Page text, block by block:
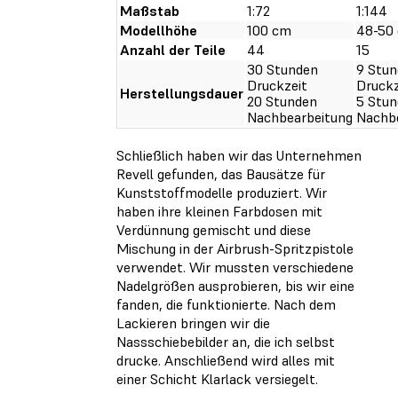
Maßstab 1:72
1:144
Modellhöhe
100 cm
48-50
Anzahl der Teile
44 15
Herstellungsdauer
30 Stunden
Druckzeit
20 Stunden
Nachbearbeitung
9
5
Schließlich haben wir das Unternehmen
Revell gefunden, das Bausätze für
Kunststoffmodelle produziert. Wir
haben ihre kleinen Farbdosen mit
Verdünnung gemischt und diese
Mischung in der Airbrush-Spritzpistole
verwendet. Wir mussten verschiedene
Nadelgrößen ausprobieren, bis wir eine
fanden, die funktionierte. Nach dem
Lackieren bringen wir die
Nassschiebebilder an, die ich selbst
drucke. Anschließend wird alles mit
einer Schicht Klarlack versiegelt.